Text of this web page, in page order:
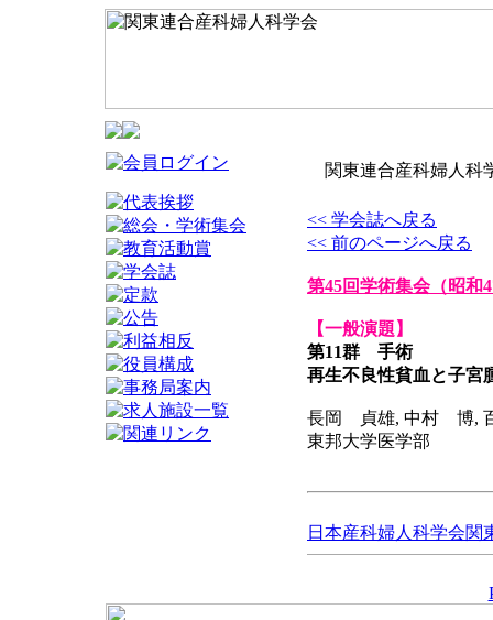
関東連合産科婦人科
<< 学会誌へ戻る
<< 前のページへ戻る
第45回学術集会（昭和
【一般演題】
第11群 手術
再生不良性貧血と子宮
長岡 貞雄, 中村 博,
東邦大学医学部
日本産科婦人科学会関